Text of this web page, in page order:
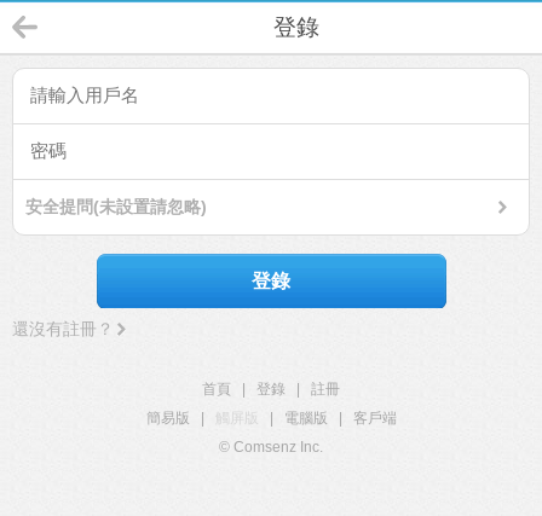
登錄
安全提問(未設置請忽略)
登錄
還沒有註冊？
首頁 登錄
註冊
簡易版
觸屏版 電腦版
客戶端
© Comsenz Inc.